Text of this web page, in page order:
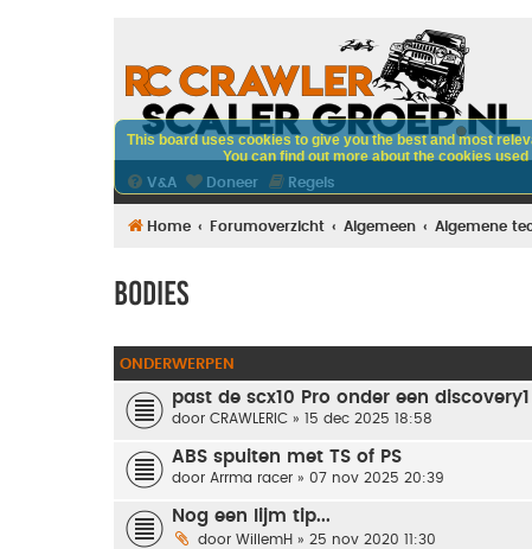
V&A Doneer Regels
Home Forumoverzicht Algemeen Algemene
Bodies
ONDERWERPEN
past de scx10 Pro onder een discovery1
door CRAWLERIC » 15 dec 2025 18:58
ABS spuiten met TS of PS
door Arrma racer » 07 nov 2025 20:39
Nog een lijm tip...
door WillemH » 25 nov 2020 11:30
This board uses cookies to give you the best and most
You can find out more about the cookies